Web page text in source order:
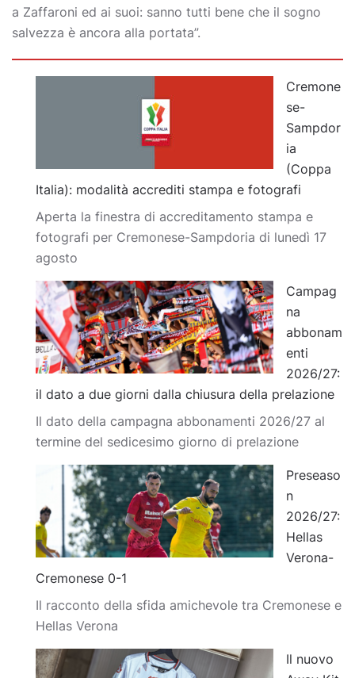
a Zaffaroni ed ai suoi: sanno tutti bene che il sogno
salvezza è ancora alla portata”.
Cremone
se-
Sampdor
ia
(Coppa
Italia): modalità accrediti stampa e fotografi
Aperta la finestra di accreditamento stampa e
fotografi per Cremonese-Sampdoria di lunedì 17
agosto
Campag
na
abbonam
enti
2026/27:
il dato a due giorni dalla chiusura della prelazione
Il dato della campagna abbonamenti 2026/27 al
termine del sedicesimo giorno di prelazione
Preseaso
n
2026/27:
Hellas
Verona-
Cremonese 0-1
Il racconto della sfida amichevole tra Cremonese e
Hellas Verona
Il nuovo